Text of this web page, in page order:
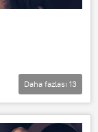
Daha fazlası 13